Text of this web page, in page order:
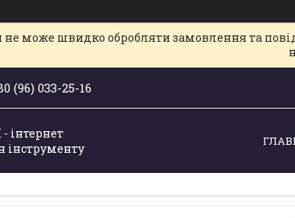
не може швидко обробляти замовлення та
(96) 033-25-16
інтернет
інструменту